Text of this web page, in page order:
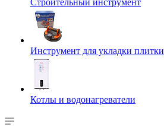
Строительный инструмент
Инструмент для укладки плитки
Котлы и водонагреватели